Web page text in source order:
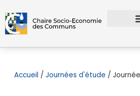
Accueil / Journées d'étude /